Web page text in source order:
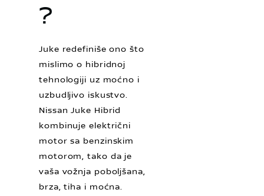
?
Juke redefiniše ono što
mislimo o hibridnoj
tehnologiji uz moćno i
uzbudljivo iskustvo.
Nissan Juke Hibrid
kombinuje električni
motor sa benzinskim
motorom, tako da je
vaša vožnja poboljšana,
brza, tiha i moćna.